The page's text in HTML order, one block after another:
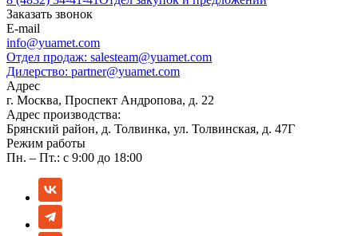
Заказать звонок
E-mail
info@yuamet.com
Отдел продаж: salesteam@yuamet.com
Дилерство: partner@yuamet.com
Адрес
г. Москва, Проспект Андропова, д. 22
Адрес производства:
Брянский район, д. Толвинка, ул. Толвинская, д. 47Г
Режим работы
Пн. – Пт.: с 9:00 до 18:00